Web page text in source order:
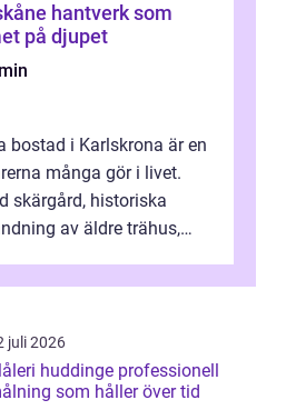
som
på djupet
bostad i Karlskrona är en
många gör i livet.
skärgård, historiska
av äldre trähus,
juli 2026
huddinge professionell
som håller över tid